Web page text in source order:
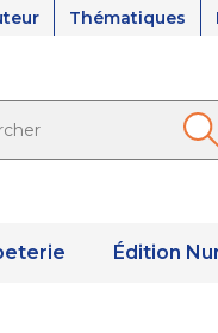
Thématiques
Édition